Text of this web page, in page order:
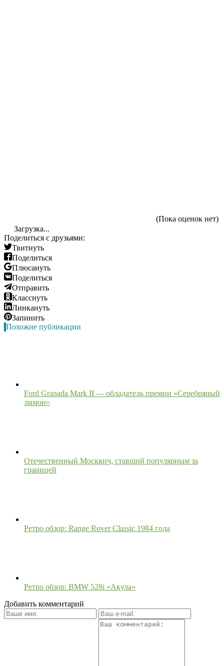
(Пока оценок нет)
Загрузка...
Поделиться с друзьями:
Твитнуть
Поделиться
Плюсануть
Поделиться
Отправить
Класснуть
Линкануть
Запинить
Похожие публикации
Ford Granada Mark II — обладатель премии «Серебряный
лимон»
Отечественный Москвич, ставший популярным за
границей
Ретро обзор: Range Rover Classic 1984 года
Ретро обзор: BMW 528i «Акула»
Добавить комментарий